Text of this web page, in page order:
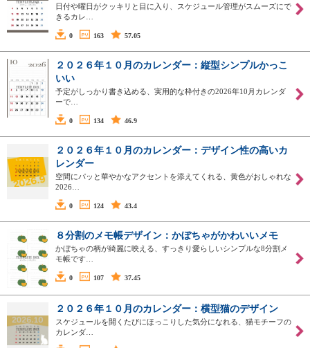
日付や曜日がクッキリと目に入り、スケジュール管理がスムーズにで
きるカレ…
0 163 57.05
２０２６年１０月のカレンダー：縦型シンプルかっこ
いい
予定がしっかり書き込める、実用的な枠付きの2026年10月カレンダ
ーで…
0 134 46.9
２０２６年１０月のカレンダー：デザイン性の高いカ
レンダー
空間にパッと華やかなアクセントを添えてくれる、黄色がおしゃれな
2026…
0 124 43.4
８分割のメモ帳デザイン：かぼちゃがかわいいメモ
かぼちゃの柄が綺麗に映える、すっきり愛らしいシンプルな8分割メ
モ帳です…
0 107 37.45
２０２６年１０月のカレンダー：横型猫のデザイン
スケジュールを開くたびにほっこりした気分になれる、猫モチーフの
カレンダ…